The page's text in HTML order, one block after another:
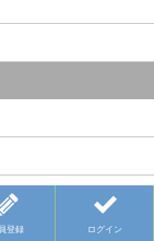
登録 ログイン